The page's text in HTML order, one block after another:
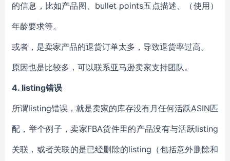
的信息，比如产品图、bullet points五点描述、（使用）
年龄要求等。
或者，是卖家产品的退货订单太多，导致退货率过高。
原因也是比较多，可以联系亚马逊卖家支持团队。
4. listing错误
所谓listing错误，就是卖家的库存没有月任何活跃ASIN匹
配，举个例子，卖家FBA货件里的产品没有与活跃listing
关联，或者关联的是已经删除的listing（包括意外删除和